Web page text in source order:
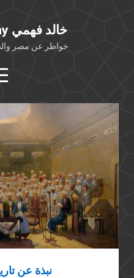
Khaled Fahmy خالد فهمي
خواطر عن مصر
facebook
بوستات
مقابلات
نبذة عن